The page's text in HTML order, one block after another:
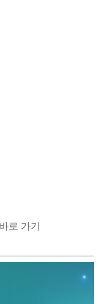
로 가기